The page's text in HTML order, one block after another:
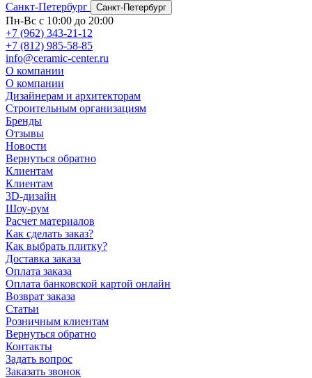
Санкт-Петербург
Санкт-Петербург
Пн-Вс с 10:00 до 20:00
+7 (962) 343-21-12
+7 (812) 985-58-85
info@ceramic-center.ru
О компании
О компании
Дизайнерам и архитекторам
Строительным организациям
Бренды
Отзывы
Новости
Вернуться обратно
Клиентам
Клиентам
3D-дизайн
Шоу-рум
Расчет материалов
Как сделать заказ?
Как выбрать плитку?
Доставка заказа
Оплата заказа
Оплата банковской картой онлайн
Возврат заказа
Статьи
Розничным клиентам
Вернуться обратно
Контакты
Задать вопрос
Заказать звонок